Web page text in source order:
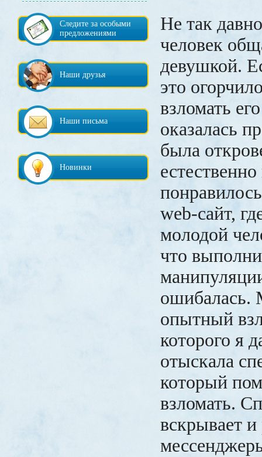
Следите за особыми
предложениями
Наши друзья
Наши письма
Новинки
Не так
человек
девушкой.
это
взломать
оказалась
была
web-сайт,
молодой
что
ошибалась.
опытный
которого я
отыскала
который
взломать.
вскрывает